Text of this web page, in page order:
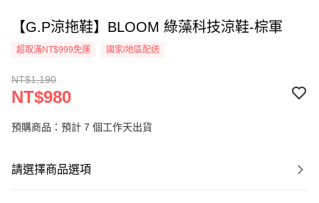
【G.P涼拖鞋】BLOOM 綠藻科技涼鞋-棕軍
超取滿NT$999免運 國家/地區配送
NT$1,190
NT$980
預購商品：預計 7 個工作天出貨
請選擇商品選項